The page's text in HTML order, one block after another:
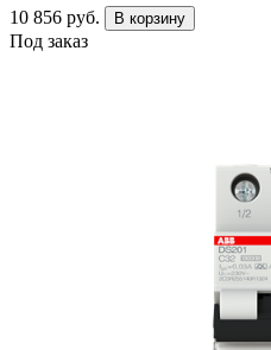
10 856 руб. В корзину
Под заказ